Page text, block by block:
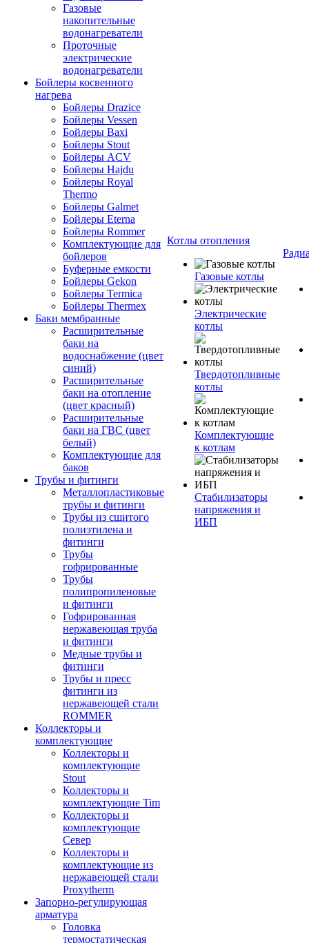
Газовые
накопительные
водонагреватели
Проточные
электрические
водонагреватели
Бойлеры косвенного
нагрева
Бойлеры Drazice
Бойлеры Vessen
Бойлеры Baxi
Бойлеры Stout
Бойлеры ACV
Бойлеры Hajdu
Бойлеры Royal
Thermo
Бойлеры Galmet
Бойлеры Eterna
Бойлеры Rommer
Комплектующие для
бойлеров
Буферные емкости
Бойлеры Gekon
Бойлеры Termica
Бойлеры Thermex
Баки мембранные
Расширительные
баки на
водоснабжение (цвет
синий)
Расширительные
баки на отопление
(цвет красный)
Расширительные
баки на ГВС (цвет
белый)
Комплектующие для
баков
Трубы и фитинги
Металлопластиковые
трубы и фитинги
Трубы из сшитого
полиэтилена и
фитинги
Трубы
гофрированные
Трубы
полипропиленовые
и фитинги
Гофрированная
нержавеющая труба
и фитинги
Медные трубы и
фитинги
Трубы и пресс
фитинги из
нержавеющей стали
ROMMER
Коллекторы и
комплектующие
Коллекторы и
комплектующие
Stout
Коллекторы и
комплектующие Tim
Коллекторы и
комплектующие
Север
Коллекторы и
комплектующие из
нержавеющей стали
Proxytherm
Запорно-регулирующая
арматура
Головка
термостатическая
Котлы отопления
Газовые котлы
Электрические
котлы
Твердотопливные
котлы
Комплектующие
к котлам
Стабилизаторы
напряжения и
ИБП